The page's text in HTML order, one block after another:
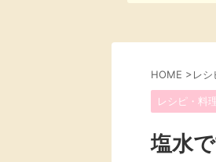
HOME >レシ
レシピ・料
塩水